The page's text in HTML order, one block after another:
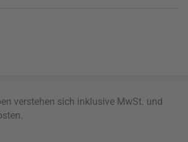
verstehen sich inklusive MwSt. und